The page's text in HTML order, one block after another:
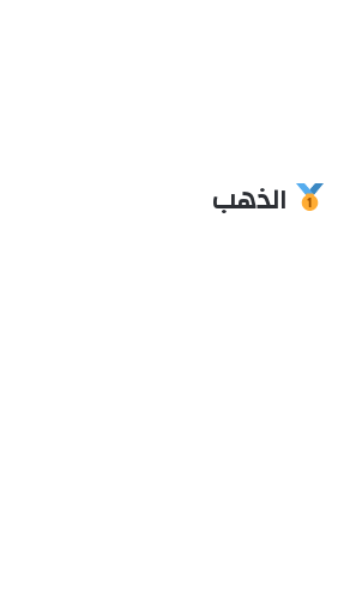
الذهب